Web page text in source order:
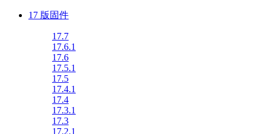
17 版固件
17.7
17.6.1
17.6
17.5.1
17.5
17.4.1
17.4
17.3.1
17.3
17.2.1